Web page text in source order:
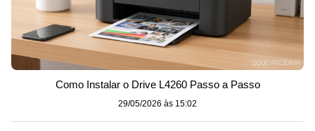
Como Instalar o Drive L4260 Passo a Passo
29/05/2026 às 15:02